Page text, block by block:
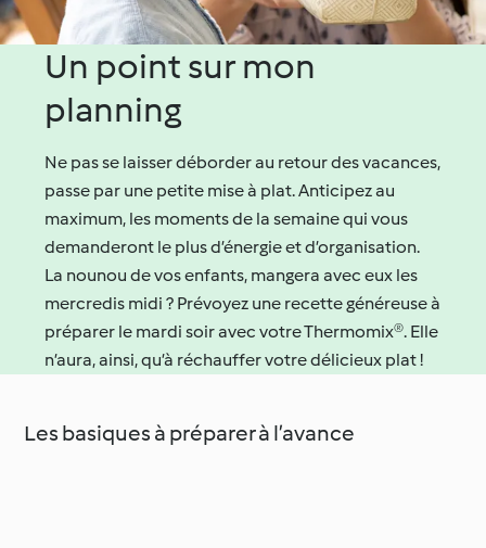
Un point sur mon
planning
Ne pas se laisser déborder au retour des vacances,
passe par une petite mise à plat. Anticipez au
maximum, les moments de la semaine qui vous
demanderont le plus d’énergie et d’organisation.
La nounou de vos enfants, mangera avec eux les
mercredis midi ? Prévoyez une recette généreuse à
préparer le mardi soir avec votre Thermomix®. Elle
n’aura, ainsi, qu’à réchauffer votre délicieux plat !
Les basiques à préparer à l’avance